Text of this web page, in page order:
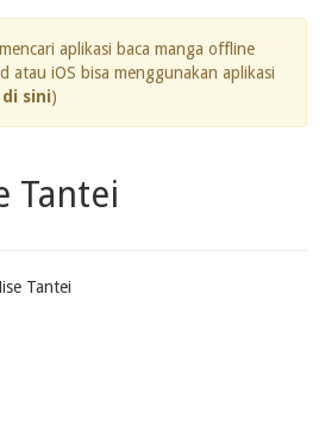
aplikasi baca manga offline
atau iOS bisa menggunakan aplikasi
sini)
Tantei